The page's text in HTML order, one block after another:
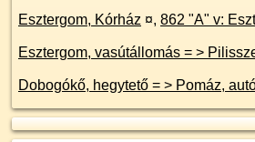
Esztergom, Kórház ¤, 862 "A" v:
Esztergom, vasútállomás = > Pilisszentlélek = >
Dobogókő, hegytető =